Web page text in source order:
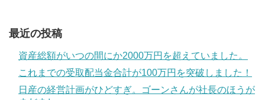
最近の投稿
資産総額がいつの間にか2000万円を超えていました。
これまでの受取配当金合計が100万円を突破しました！
日産の経営計画がひどすぎ。ゴーンさんが社長のほうが